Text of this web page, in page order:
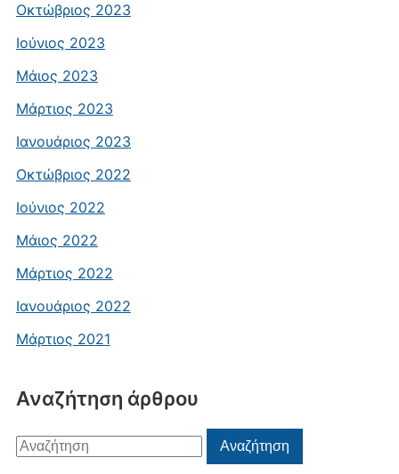
Οκτώβριος 2023
Ιούνιος 2023
Μάιος 2023
Μάρτιος 2023
Ιανουάριος 2023
Οκτώβριος 2022
Ιούνιος 2022
Μάιος 2022
Μάρτιος 2022
Ιανουάριος 2022
Μάρτιος 2021
Αναζήτηση άρθρου
Αναζήτηση
για:
Αναζήτηση